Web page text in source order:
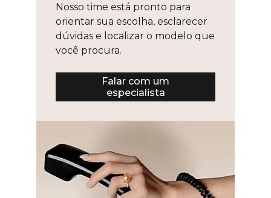
Nosso time está pronto para
orientar sua escolha, esclarecer
dúvidas e localizar o modelo que
você procura.
Falar com um
especialista